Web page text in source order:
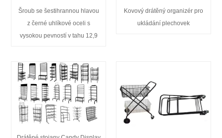
Šroub se šestihrannou hlavou
z černé uhlíkové oceli s
vysokou pevností v tahu 12,9
Kovový drátěný organizér pro
ukládání plechovek